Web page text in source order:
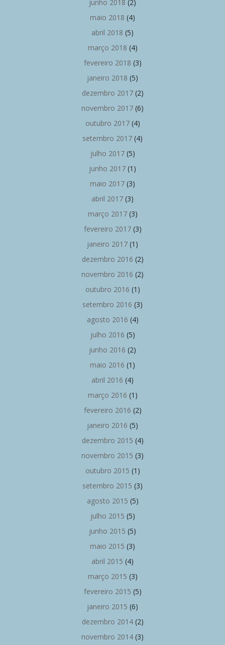
junho 2018 (2)
maio 2018 (4)
abril 2018 (5)
março 2018 (4)
fevereiro 2018 (3)
janeiro 2018 (5)
dezembro 2017(2)
novembro 2017 (6)
outubro 2017(4)
setembro 2017 (4)
julho 2017(5)
junho 2017 (1)
maio 2017 (3)
abril 2017 (3)
março 2017(3)
fevereiro 2017(3)
janeiro 2017 (1)
dezembro 2016 (2)
novembro 2016 (2)
outubro 2016 (1)
setembro 2016 (3)
agosto 2016 (4)
julho 2016 (5)
junho 2016 (2)
maio 2016 (1)
abril 2016 (4)
março 2016 (1)
fevereiro 2016 (2)
janeiro 2016 (5)
dezembro 2015 (4)
novembro 2015 (3)
outubro 2015 (1)
setembro 2015 (3)
agosto 2015 (5)
julho 2015 (5)
junho 2015 (5)
maio 2015 (3)
abril 2015 (4)
março 2015 (3)
fevereiro 2015 (5)
janeiro 2015 (6)
dezembro 2014(2)
novembro 2014 (3)